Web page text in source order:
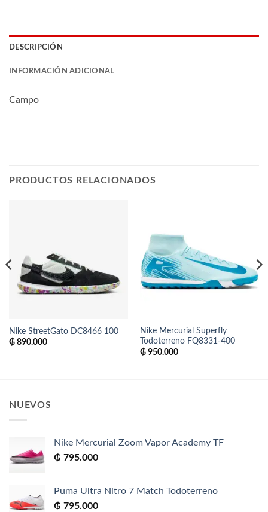
DESCRIPCIÓN
INFORMACIÓN ADICIONAL
Campo
PRODUCTOS RELACIONADOS
Nike StreetGato DC8466 100
₲890.000
Nike Mercurial Superfly
Todoterreno FQ8331-400
₲950.000
NUEVOS
Nike Mercurial Zoom Vapor Academy TF
₲ 795.000
Puma Ultra Nitro 7 Match Todoterreno
₲ 795.000